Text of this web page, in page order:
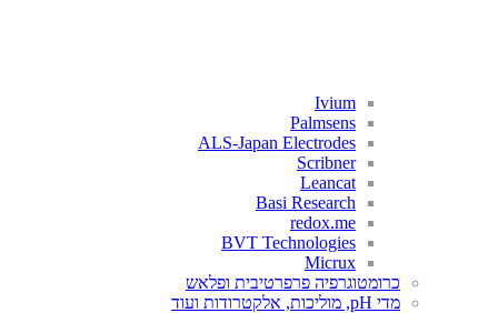
Ivium
Palmsens
ALS-Japan Electrodes
Scribner
Leancat
Basi Research
redox.me
BVT Technologies
Micrux
כרומטוגרפיה פרפרטיבית ופלאש
מדי pH, מוליכות, אלקטרודות ועוד